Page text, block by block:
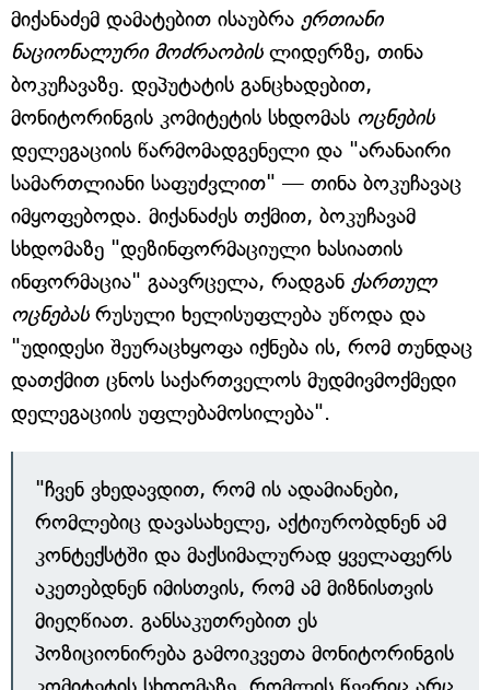
მიქანაძემ დამატებით ისაუბრა ერთიანი
ნაციონალური მოძრაობისლიდერზე, თინა
ბოკუჩავაზე. დეპუტატის განცხადებით,
მონიტორინგის კომიტეტის სხდომას ოცნების
დელეგაციის წარმომადგენელი და "არანაირი
სამართლიანი საფუძვლით" — თინა ბოკუჩავაც
იმყოფებოდა. მიქანაძეს თქმით, ბოკუჩავამ
სხდომაზე "დეზინფორმაციული ხასიათის
ინფორმაცია" გაავრცელა, რადგან ქართულ
ოცნებასრუსული ხელისუფლება უწოდა და
"უდიდესი შეურაცხყოფა იქნება ის, რომ თუნდაც
დათქმით ცნოს საქართველოს მუდმივმოქმედი
დელეგაციის უფლებამოსილება".
"ჩვენ ვხედავდით, რომ ის ადამიანები,
რომლებიც დავასახელე, აქტიურობდნენ ამ
კონტექსტში და მაქსიმალურად ყველაფერს
აკეთებდნენ იმისთვის, რომ ამ მიზნისთვის
მიეღწიათ. განსაკუთრებით ეს
პოზიციონირება გამოიკვეთა მონიტორინგის